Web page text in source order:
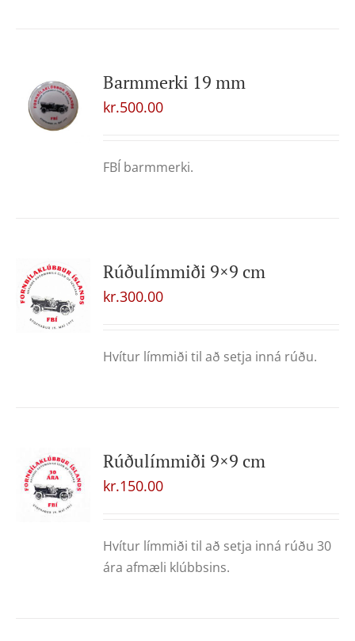
Barmmerki 19 mm
kr.500.00
FBÍ barmmerki.
Rúðulímmiði 9×9 cm
kr.300.00
Hvítur límmiði til að setja inná rúðu.
Rúðulímmiði 9×9 cm
kr.150.00
Hvítur límmiði til að setja inná rúðu 30
ára afmæli klúbbsins.